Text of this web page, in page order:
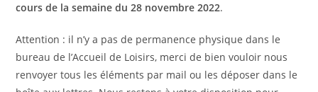
cours de la semaine du 28 novembre 2022.
Attention : il n’y a pas de permanence physique dans le
bureau de l’Accueil de Loisirs, merci de bien vouloir nous
renvoyer tous les éléments par mail ou les déposer dans le